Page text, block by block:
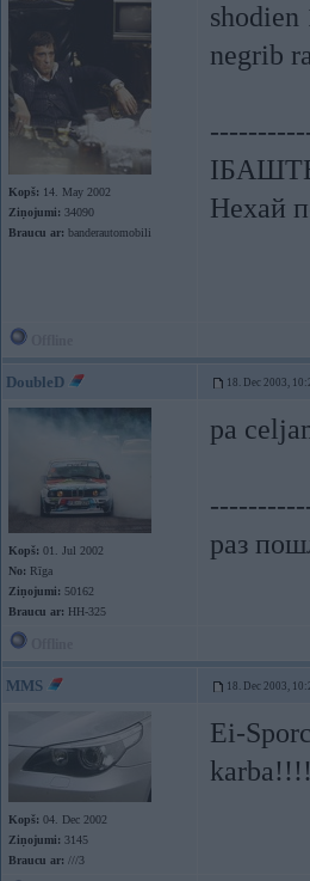
Kopš: 14. May 2002
Ziņojumi: 34090
Braucu ar: banderautomobili
shodien
negrib
Нехай
DoubleD 18. Dec 2003,
Kopš: 01. Jul 2002
No: Rīga
Ziņojumi: 50162
Braucu ar: HH-325
pa
раз
MMS 18. Dec 2003,
Kopš: 04. Dec 2002
Ziņojumi: 3145
Braucu ar: ///3
Ei-